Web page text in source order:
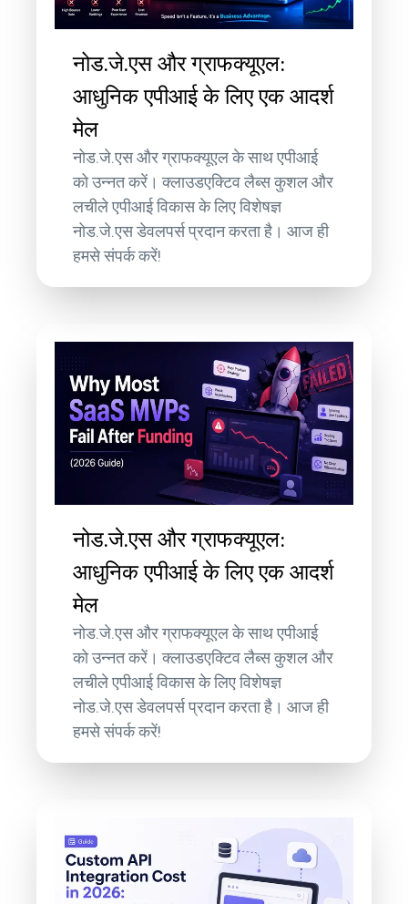
नोड.जे.एस और ग्राफक्यूएल:
आधुनिक एपीआई के लिए एक आदर्श
मेल
नोड.जे.एस और ग्राफक्यूएल के साथ एपीआई
को उन्नत करें। क्लाउडएक्टिव लैब्स कुशल और
लचीले एपीआई विकास के लिए विशेषज्ञ
नोड.जे.एस डेवलपर्स प्रदान करता है। आज ही
हमसे संपर्क करें!
नोड.जे.एस और ग्राफक्यूएल:
आधुनिक एपीआई के लिए एक आदर्श
मेल
नोड.जे.एस और ग्राफक्यूएल के साथ एपीआई
को उन्नत करें। क्लाउडएक्टिव लैब्स कुशल और
लचीले एपीआई विकास के लिए विशेषज्ञ
नोड.जे.एस डेवलपर्स प्रदान करता है। आज ही
हमसे संपर्क करें!